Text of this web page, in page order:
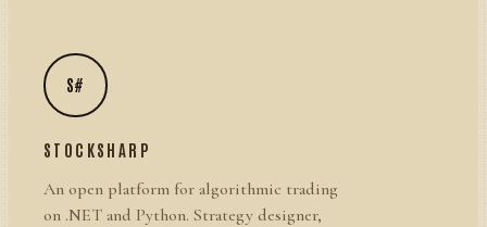
S#
STOCKSHARP
An open platform for algorithmic trading
on .NET and Python. Strategy designer,